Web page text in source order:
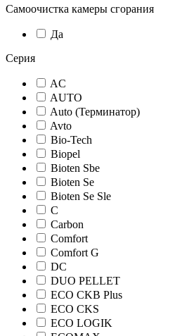
Самоочистка камеры сгорания
Да
Серия
AC
AUTO
Auto (Терминатор)
Avto
Bio-Tech
Biopel
Bioten Sbe
Bioten Se
Bioten Se Sle
C
Carbon
Comfort
Comfort G
DC
DUO PELLET
ECO CKB Plus
ECO CKS
ECO LOGIK